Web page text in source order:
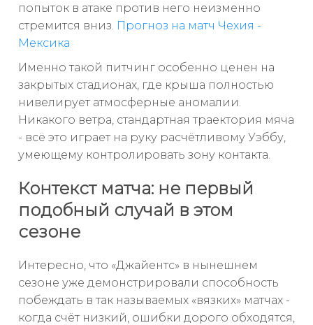
попыток в атаке против него неизменно
стремится вниз. Прогноз на матч Чехия -
Мексика
Именно такой питчинг особенно ценен на
закрытых стадионах, где крыша полностью
нивелирует атмосферные аномалии.
Никакого ветра, стандартная траектория мяча
- всё это играет на руку расчётливому Уэббу,
умеющему контролировать зону контакта.
Контекст матча: не первый
подобный случай в этом
сезоне
Интересно, что «Джайентс» в нынешнем
сезоне уже демонстрировали способность
побеждать в так называемых «вязких» матчах -
когда счёт низкий, ошибки дорого обходятся,